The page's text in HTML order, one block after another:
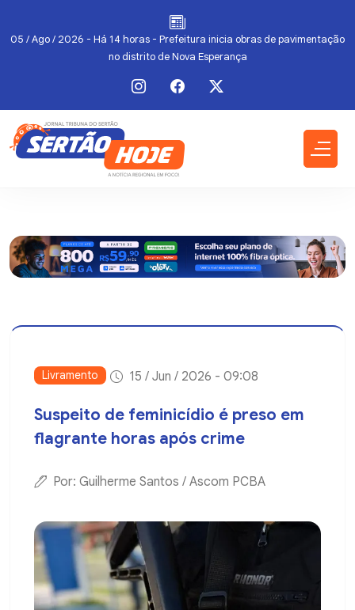
05 / Ago / 2026 - Há 14 horas - Prefeitura inicia obras de pavimentação
no distrito de Nova Esperança
Livramento 15 / Jun / 2026 - 09:08
Suspeito de feminicídio é preso em
flagrante horas após crime
Por: Guilherme Santos / Ascom PCBA